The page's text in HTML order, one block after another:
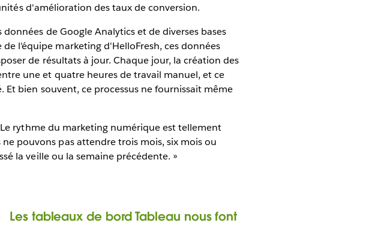
d'amélioration des taux de conversion.
de Google Analytics et de diverses bases
l'équipe marketing d'HelloFresh, ces données
de résultats à jour. Chaque jour, la création des
une et quatre heures de travail manuel, et ce
bien souvent, ce processus ne fournissait même
rythme du marketing numérique est tellement
pouvons pas attendre trois mois, six mois ou
la veille ou la semaine précédente. »
Les tableaux de bord Tableau nous font